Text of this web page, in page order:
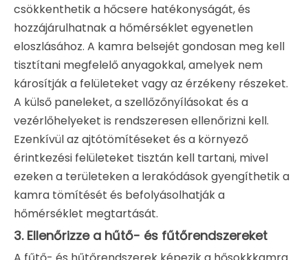
csökkenthetik a hőcsere hatékonyságát, és
hozzájárulhatnak a hőmérséklet egyenetlen
eloszlásához. A kamra belsejét gondosan meg kell
tisztítani megfelelő anyagokkal, amelyek nem
károsítják a felületeket vagy az érzékeny részeket.
A külső paneleket, a szellőzőnyílásokat és a
vezérlőhelyeket is rendszeresen ellenőrizni kell.
Ezenkívül az ajtótömítéseket és a környező
érintkezési felületeket tisztán kell tartani, mivel
ezeken a területeken a lerakódások gyengíthetik a
kamra tömítését és befolyásolhatják a
hőmérséklet megtartását.
3. Ellenőrizze a hűtő- és fűtőrendszereket